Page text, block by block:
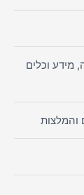
מידע וכלים
והמלצות